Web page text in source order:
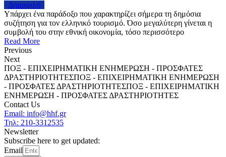
Δημοφιλή
Υπάρχει ένα παράδοξο που χαρακτηρίζει σήμερα τη δημόσια
συζήτηση για τον ελληνικό τουρισμό. Όσο μεγαλύτερη γίνεται η
συμβολή του στην εθνική οικονομία, τόσο περισσότερο
Read More
Previous
Next
ΠΟΞ - ΕΠΙΧΕΙΡΗΜΑΤΙΚΗ ΕΝΗΜΕΡΩΣΗ - ΠΡΟΣΦΑΤΕΣ
ΔΡΑΣΤΗΡΙΟΤΗΤΕΣΠΟΞ - ΕΠΙΧΕΙΡΗΜΑΤΙΚΗ ΕΝΗΜΕΡΩΣΗ
- ΠΡΟΣΦΑΤΕΣ ΔΡΑΣΤΗΡΙΟΤΗΤΕΣΠΟΞ - ΕΠΙΧΕΙΡΗΜΑΤΙΚΗ
ΕΝΗΜΕΡΩΣΗ - ΠΡΟΣΦΑΤΕΣ ΔΡΑΣΤΗΡΙΟΤΗΤΕΣ
Contact Us
Email: info@hhf.gr
Τηλ: 210-3312535
Newsletter
Subscribe here to get updated:
Email